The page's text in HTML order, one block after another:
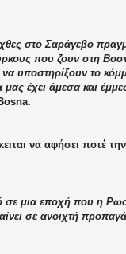
στο Σαράγεβο
που ζουν στη
υποστηρίξουν το
έχει άμεσα και
.
να αφήσει ποτέ
σε μια εποχή που η
σε ανοιχτή